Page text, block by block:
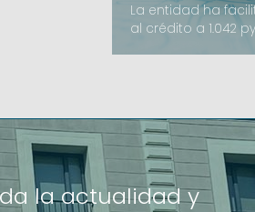
La entidad ha
al crédito a 1.042
Catalunya ha
2025 con un
formalizado de
euros, una cifra
resultados del
la actualidad y